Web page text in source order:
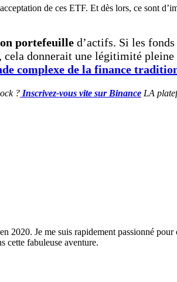
de ces ETF. Et dès lors, ce sont
portefeuille d’actifs. Si les
donnerait une légitimité
complexe de la finance
? Inscrivez-vous vite sur Binance LA
2020. Je me suis rapidement passionné
cette fabuleuse aventure.